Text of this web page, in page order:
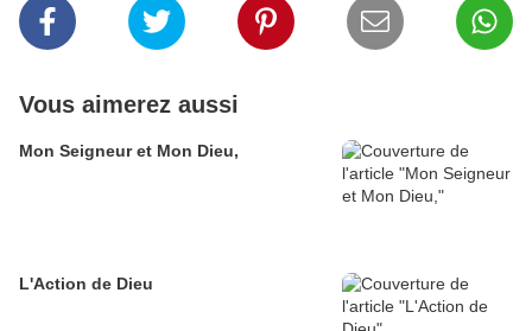
Vous aimerez aussi
Mon Seigneur et Mon Dieu,
L'Action de Dieu